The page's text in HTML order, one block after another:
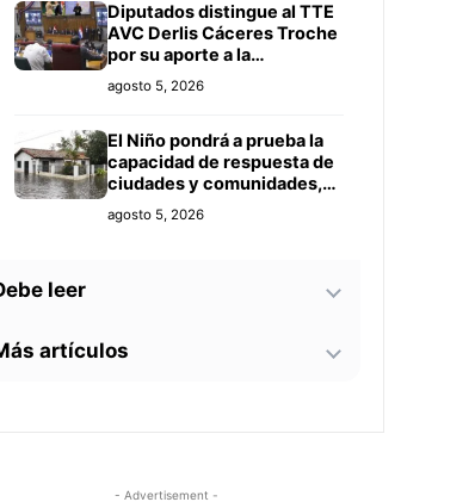
Diputados distingue al TTE
AVC Derlis Cáceres Troche
por su aporte a la
investigación en
Inteligencia Artificial y
agosto 5, 2026
El Niño pondrá a prueba la
capacidad de respuesta de
ciudades y comunidades,
advierte especialista
agosto 5, 2026
leer
Guido González afirma que
artículos
agosto 4, 2026
- Advertisement -